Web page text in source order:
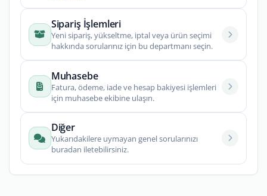
Sipariş İşlemleri
Yeni sipariş, yükseltme, iptal veya ürün seçimi
hakkında sorularınız için bu departmanı seçin.
Muhasebe
Fatura, ödeme, iade ve hesap bakiyesi işlemleri
için muhasebe ekibine ulaşın.
Diğer
Yukarıdakilere uymayan genel sorularınızı
buradan iletebilirsiniz.